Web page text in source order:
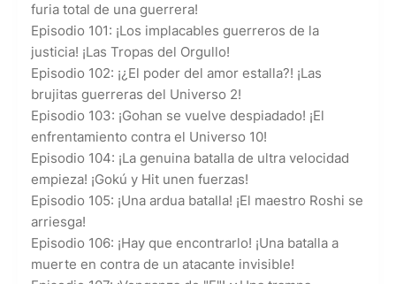
furia total de una guerrera!
Episodio 101: ¡Los implacables guerreros de la
justicia! ¡Las Tropas del Orgullo!
Episodio 102: ¡¿El poder del amor estalla?! ¡Las
brujitas guerreras del Universo 2!
Episodio 103: ¡Gohan se vuelve despiadado! ¡El
enfrentamiento contra el Universo 10!
Episodio 104: ¡La genuina batalla de ultra velocidad
empieza! ¡Gokú y Hit unen fuerzas!
Episodio 105: ¡Una ardua batalla! ¡El maestro Roshi se
arriesga!
Episodio 106: ¡Hay que encontrarlo! ¡Una batalla a
muerte en contra de un atacante invisible!